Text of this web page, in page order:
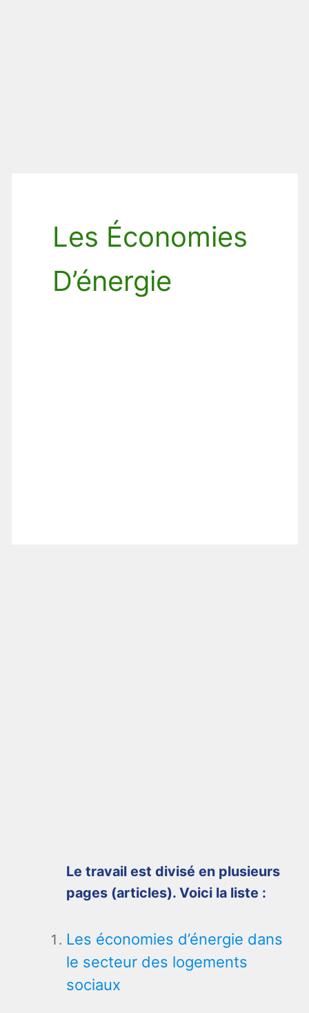
Les Économies
D’énergie
Le travail est divisé en plusieurs
pages (articles). Voici la liste :
Les économies d’énergie dans
le secteur des logements
sociaux